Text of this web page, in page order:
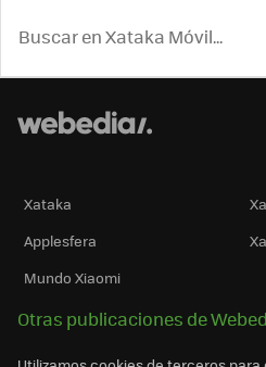
Xataka
Applesfera
Mundo Xiaomi
Otras publicaciones de